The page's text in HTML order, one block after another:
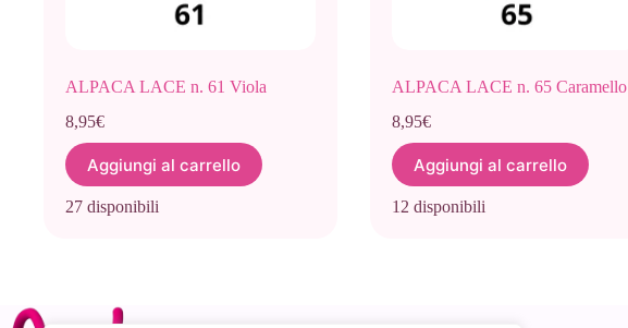
ALPACA LACE n. 61 Viola
8,95€
Aggiungi al carrello
27 disponibili
ALPACA LACE n. 65 Caramello
8,95€
Aggiungi al carrello
12 disponibili